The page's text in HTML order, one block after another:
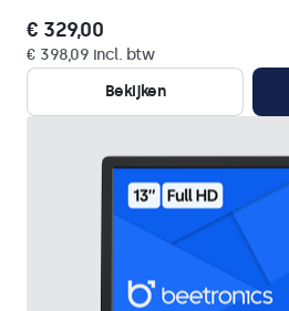
€ 329,00
€ 398,09 incl. btw
Bekijken